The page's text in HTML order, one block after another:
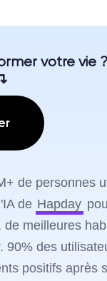
votre vie
de personnes
de Hapday
de meilleures
90% des
positifs après